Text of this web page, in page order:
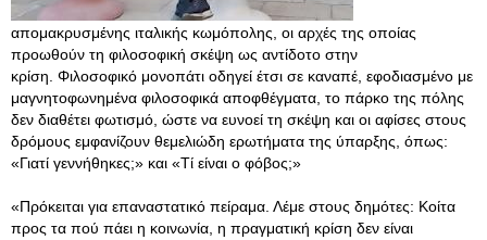
απομακρυσμένης ιταλικής κωμόπολης, οι αρχές της οποίας
προωθούν τη φιλοσοφική σκέψη ως αντίδοτο στην
κρίση. Φιλοσοφικό μονοπάτι οδηγεί έτσι σε καναπέ, εφοδιασμένο με
μαγνητοφωνημένα φιλοσοφικά αποφθέγματα, το πάρκο της πόλης
δεν διαθέτει φωτισμό, ώστε να ευνοεί τη σκέψη και οι αφίσες στους
δρόμους εμφανίζουν θεμελιώδη ερωτήματα της ύπαρξης, όπως:
«Γιατί γεννήθηκες;» και «Τί είναι ο φόβος;»
«Πρόκειται για επαναστατικό πείραμα. Λέμε στους δημότες: Κοίτα
προς τα πού πάει η κοινωνία, η πραγματική κρίση δεν είναι